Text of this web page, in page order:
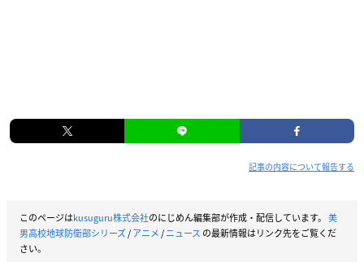
記事の内容について報告する
このページはkusuguru株式会社のにじめん編集部が作成・配信しています。 美
男高校地球防衛部シリーズ/アニメ/ニュース の最新情報はリンク先をご覧くだ
さい。